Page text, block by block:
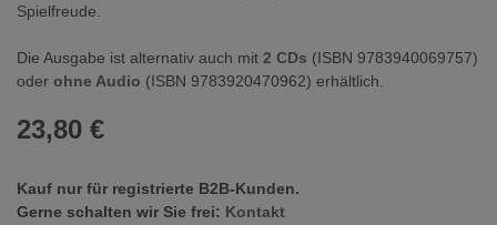
Spielfreude.
Die Ausgabe ist alternativ auch mit 2 CDs (ISBN 9783940069757)
oder ohne Audio (ISBN 9783920470962) erhältlich.
23,80 €
Kauf nur für registrierte B2B-Kunden.
Gerne schalten wir Sie frei: Kontakt